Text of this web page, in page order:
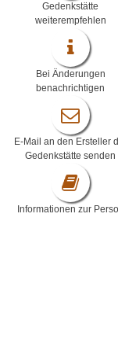
Gedenkstätte
weiterempfehlen
Bei Änderungen
benachrichtigen
E-Mail an den Ersteller
Gedenkstätte senden
Informationen zur